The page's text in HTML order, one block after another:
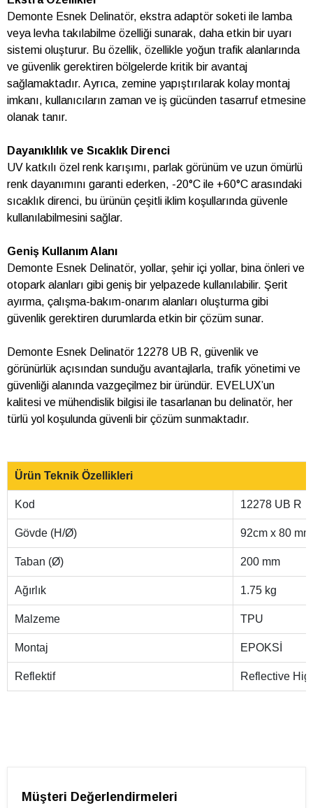
Demonte Esnek Delinatör, ekstra adaptör soketi ile lamba
veya levha takılabilme özelliği sunarak, daha etkin bir uyarı
sistemi oluşturur. Bu özellik, özellikle yoğun trafik alanlarında
ve güvenlik gerektiren bölgelerde kritik bir avantaj
sağlamaktadır. Ayrıca, zemine yapıştırılarak kolay montaj
imkanı, kullanıcıların zaman ve iş gücünden tasarruf etmesine
olanak tanır.
Dayanıklılık ve Sıcaklık Direnci
UV katkılı özel renk karışımı, parlak görünüm ve uzun ömürlü
renk dayanımını garanti ederken, -20°C ile +60°C arasındaki
sıcaklık direnci, bu ürünün çeşitli iklim koşullarında güvenle
kullanılabilmesini sağlar.
Geniş Kullanım Alanı
Demonte Esnek Delinatör, yollar, şehir içi yollar, bina önleri ve
otopark alanları gibi geniş bir yelpazede kullanılabilir. Şerit
ayırma, çalışma-bakım-onarım alanları oluşturma gibi
güvenlik gerektiren durumlarda etkin bir çözüm sunar.
Demonte Esnek Delinatör 12278 UB R, güvenlik ve
görünürlük açısından sunduğu avantajlarla, trafik yönetimi ve
güvenliği alanında vazgeçilmez bir üründür. EVELUX’un
kalitesi ve mühendislik bilgisi ile tasarlanan bu delinatör, her
türlü yol koşulunda güvenli bir çözüm sunmaktadır.
Ürün Teknik Özellikleri
Kod 12278 UB R
Gövde (H/Ø) 92cm x 80 mm
Taban (Ø) 200 mm
Ağırlık 1.75 kg
Malzeme TPU
Montaj EPOKSİ
Reflektif Reflective
Müşteri Değerlendirmeleri